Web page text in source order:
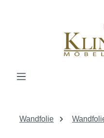
Wandfolie